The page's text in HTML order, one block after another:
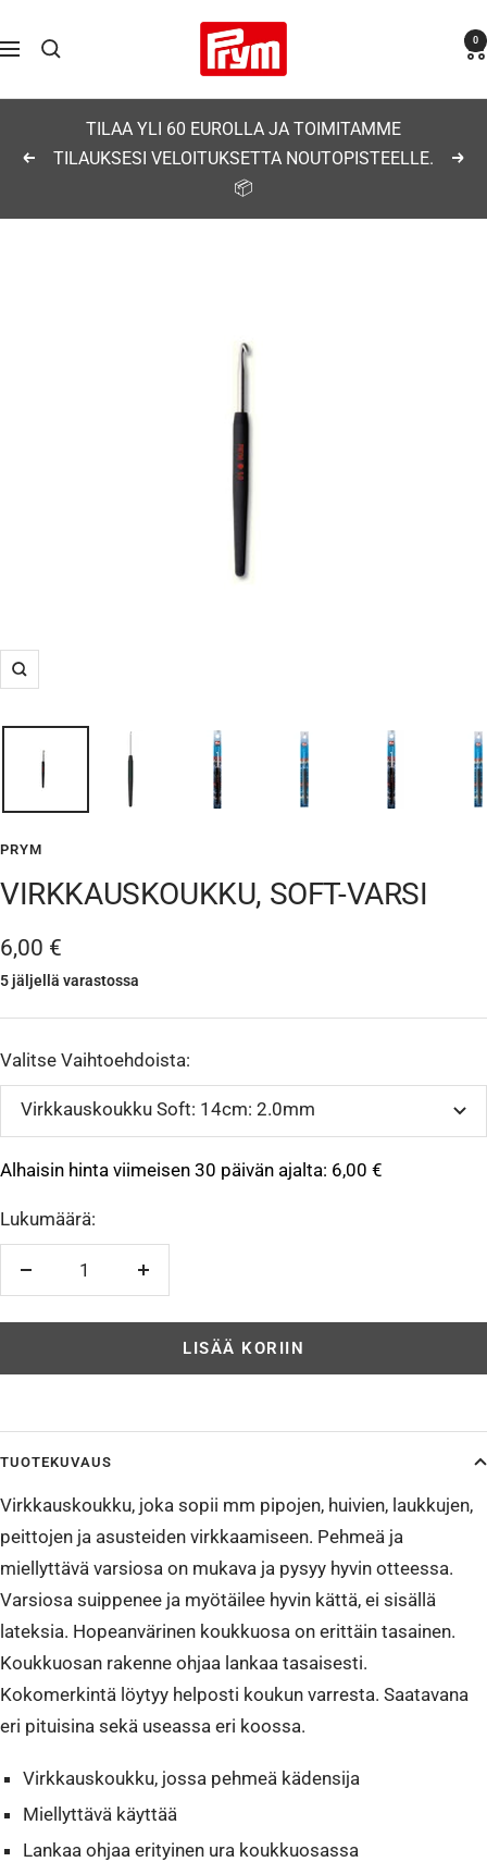
sisältöön
Navigaatio
Prym 0
Edellinen
TILAA YLI 60 EUROLLA JA TOIMITAMME
TILAUKSESI VELOITUKSETTA NOUTOPISTEELLE.
📦
Suurenna
PRYM
VIRKKAUSKOUKKU, SOFT-VARSI
Alennushinta
6,00 €
5 jäljellä varastossa
Valitse Vaihtoehdoista:
Virkkauskoukku Soft: 14cm: 2.0mm
Alhaisin hinta viimeisen 30 päivän ajalta: 6,00 €
Lukumäärä:
Vähennä
LISÄÄ KORIIN
TUOTEKUVAUS
Virkkauskoukku, joka sopii mm pipojen, huivien, laukkujen,
peittojen ja asusteiden virkkaamiseen. Pehmeä ja
miellyttävä varsiosa on mukava ja pysyy hyvin otteessa.
Varsiosa suippenee ja myötäilee hyvin kättä, ei sisällä
lateksia. Hopeanvärinen koukkuosa on erittäin tasainen.
Koukkuosan rakenne ohjaa lankaa tasaisesti.
Kokomerkintä löytyy helposti koukun varresta. Saatavana
eri pituisina sekä useassa eri koossa.
Virkkauskoukku, jossa pehmeä kädensija
Miellyttävä käyttää
Lankaa ohjaa erityinen ura koukkuosassa